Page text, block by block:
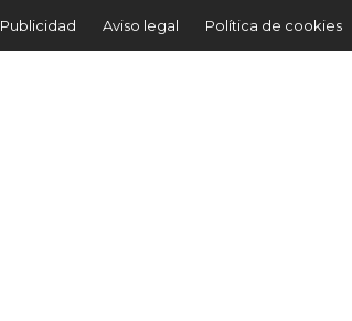
Publicidad Aviso legal Política de cookies